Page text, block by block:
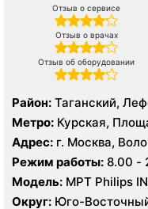
Отзыв о сервисе
Отзыв о врачах
Отзыв об оборудовании
Район: Таганский,
Метро: Курская,
Чкаловская
Адрес: г. Москва,
Режим работы: 8.00 -
Модель: МРТ Philips
ELITE 128 срезов
Округ: Юго-